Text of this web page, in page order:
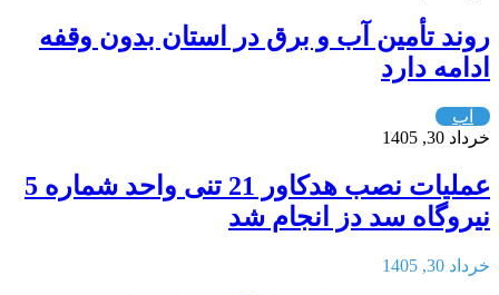
روند تأمین آب و برق در استان بدون وقفه
ادامه دارد
آب
خرداد 30, 1405
عملیات نصب هدکاور 21 تنی واحد شماره 5
نیروگاه سد دز انجام شد
خرداد 30, 1405